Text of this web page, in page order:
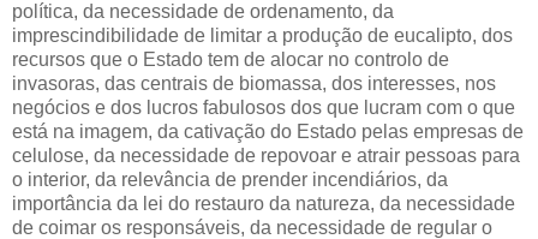
política, da necessidade de ordenamento, da
imprescindibilidade de limitar a produção de eucalipto, dos
recursos que o Estado tem de alocar no controlo de
invasoras, das centrais de biomassa, dos interesses, nos
negócios e dos lucros fabulosos dos que lucram com o que
está na imagem, da cativação do Estado pelas empresas de
celulose, da necessidade de repovoar e atrair pessoas para
o interior, da relevância de prender incendiários, da
importância da lei do restauro da natureza, da necessidade
de coimar os responsáveis, da necessidade de regular o